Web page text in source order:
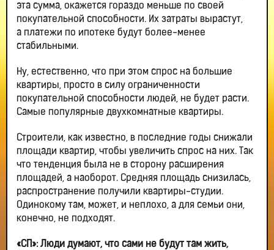
эта сумма, окажется гораздо меньше по своей
покупательной способности. Их затраты вырастут,
а платежи по ипотеке будут более-менее
стабильными.
Ну, естественно, что при этом спрос на большие
квартиры, просто в силу ограниченности
покупательной способности людей, не будет расти.
Самые популярные двухкомнатные квартиры.
Строители, как известно, в последние годы снижали
площади квартир, чтобы увеличить спрос на них. Так
что тенденция была не в сторону расширения
площадей, а наоборот. Средняя площадь снизилась,
распространение получили квартиры-студии.
Одинокому там, может, и неплохо, а для семьи они,
конечно, не подходят.
«СП»: Люди думают, что сами не будут там жить,